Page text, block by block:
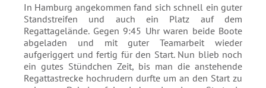
In Hamburg angekommen fand sich schnell ein guter
Standstreifen und auch ein Platz auf dem
Regattagelände. Gegen 9:45 Uhr waren beide Boote
abgeladen und mit guter Teamarbeit wieder
aufgeriggert und fertig für den Start. Nun blieb noch
ein gutes Stündchen Zeit, bis man die anstehende
Regattastrecke hochrudern durfte um an den Start zu